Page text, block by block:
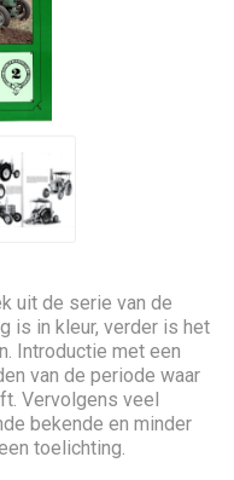
uit de serie van de
is in kleur, verder is het
Introductie met een
van de periode waar
Vervolgens veel
bekende en minder
toelichting.